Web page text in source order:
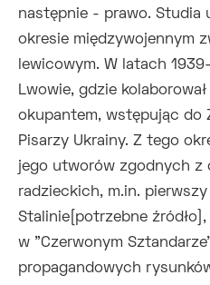
następnie - prawo. Studia
okresie międzywojennym
lewicowym. W latach
Lwowie, gdzie
okupantem, wstępując do
Pisarzy Ukrainy. Z tego
jego utworów zgodnych z
radzieckich, m.in.
Stalinie[potrzebne źródło],
w "Czerwonym
propagandowych